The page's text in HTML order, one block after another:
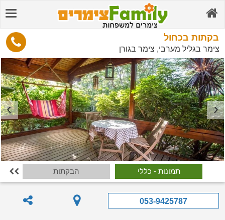
בקתות בכחול
צימר בגליל מערבי, צימר בגורן
תמונות - כללי הבקתות 
053-9425787